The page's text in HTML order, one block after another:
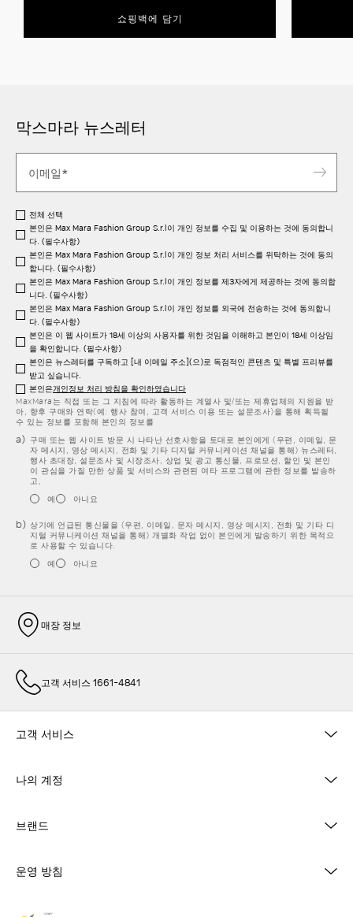
쇼핑백에 담기
막스마라 뉴스레터
전체 선택
본인은 Max Mara Fashion Group S.r.l이 개인 정보를 수집 및 이용하는 것에 동의합니
다. (필수사항)
본인은 Max Mara Fashion Group S.r.l이 개인 정보 처리 서비스를 위탁하는 것에 동의
합니다. (필수사항)
본인은 Max Mara Fashion Group S.r.l이 개인 정보를 제3자에게 제공하는 것에 동의합
니다. (필수사항)
본인은 Max Mara Fashion Group S.r.l이 개인 정보를 외국에 전송하는 것에 동의합니
다. (필수사항)
본인은 이 웹 사이트가 18세 이상의 사용자를 위한 것임을 이해하고 본인이 18세 이상임
을 확인합니다. (필수사항)
본인은 뉴스레터를 구독하고 [내 이메일 주소](으)로 독점적인 콘텐츠 및 특별 프리뷰를
받고 싶습니다.
본인은개인정보 처리 방침을 확인하였습니다
MaxMara는 직접 또는 그 지침에 따라 활동하는 계열사 및/또는 제휴업체의 지원을 받
아, 향후 구매와 연락(예: 행사 참여, 고객 서비스 이용 또는 설문조사)을 통해 획득될
수 있는 정보를 포함해 본인의 정보를
구매 또는 웹 사이트 방문 시 나타난 선호사항을 토대로 본인에게 (우편, 이메일, 문
자 메시지, 영상 메시지, 전화 및 기타 디지털 커뮤니케이션 채널을 통해) 뉴스레터,
행사 초대장, 설문조사 및 시장조사, 상업 및 광고 통신물, 프로모션, 할인 및 본인
이 관심을 가질 만한 상품 및 서비스와 관련된 여타 프로그램에 관한 정보를 발송하
고,
예
아니요
상기에 언급된 통신물을 (우편, 이메일, 문자 메시지, 영상 메시지, 전화 및 기타 디
지털 커뮤니케이션 채널을 통해) 개별화 작업 없이 본인에게 발송하기 위한 목적으
로 사용할 수 있습니다.
예
아니요
매장 정보
고객 서비스 1661-4841
고객 서비스
나의 계정
브랜드
운영 방침